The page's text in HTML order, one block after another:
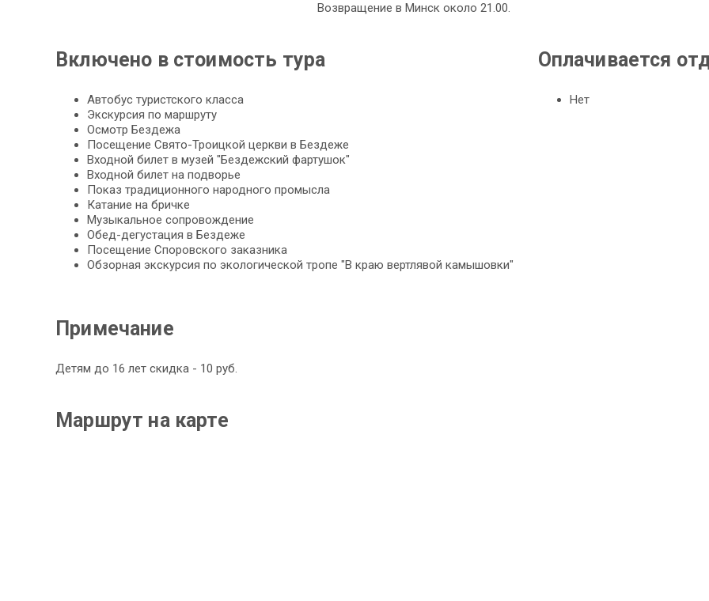
Возвращение в Минск около 21.00.
Включено в стоимость тура
Автобус туристского клас­са
Экс­кур­сия по марш­ру­ту
Осмотр Бездежа
По­се­ще­ние Свято-Троицкой церк­ви в Бездеже
Входной би­лет в му­зей "Бездежский фартушок"
Входной би­лет на подворье
Показ тра­ди­ци­он­но­го на­род­но­го промысла
Ка­та­ние на брич­ке
Музыкальное со­про­вож­де­ние
Обед-дегустация в Бездеже
По­се­ще­ние Споровского заказника
Об­зор­ная экскурсия по экологической тро­пе "В краю вертлявой камышовки"
Оплачивается
Нет
Примечание
Детям до 16 лет скидка - 10 руб.
Маршрут на карте